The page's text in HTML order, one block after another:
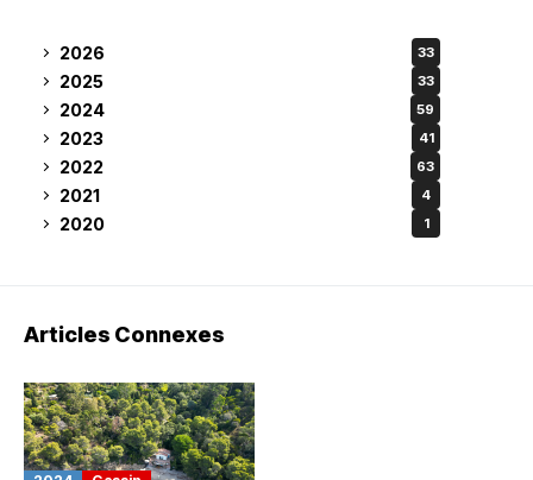
2026 33
2025 33
2024 59
2023 41
2022 63
2021 4
2020 1
Articles Connexes